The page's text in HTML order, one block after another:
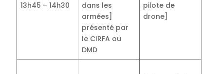
13h45 – 14h30
dans les
armées]
présenté par
le CIRFA ou
DMD
pilote de
drone]